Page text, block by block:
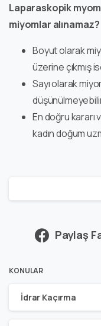
Laparaskopik
miyomlar alınamaz?
Boyut olarak
üzerine çıkmış
Sayı olarak
En doğru
kadın doğum
Paylaş
KONULAR
İdrar Kaçırma